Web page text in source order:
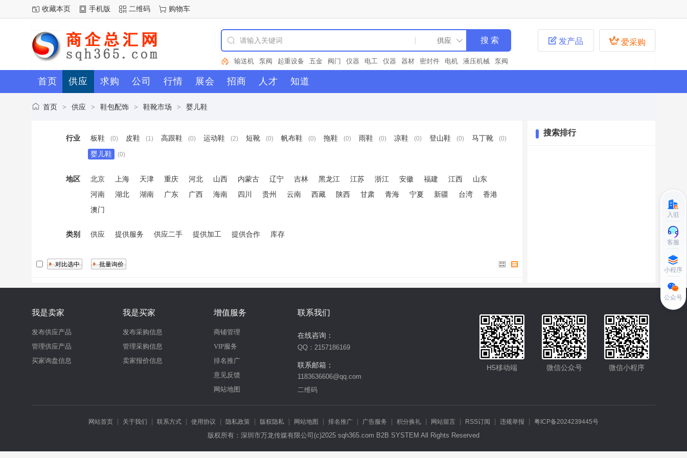
收藏本页 手机版 二维码 购物车
输送机 泵阀 起重设备 五金 阀门 仪器 电工 仪器 器材 密封件 电机 液压机械
泵阀
上海昀望
彩色地坪 彩色透水混凝土 路面材料 荧光石 金刚盲道 现浇盲道 胶粘石
胶粘
石路面
防滑路面 水性防滑路面
面
陶瓷颗粒 罩面剂 路面改色 冷拌沥青 彩色沥青 路面颜料 氧化铁
 爱采购
 发产品
首页 供应 求购 公司 行情 展会 招商 人才 知道
首页 > 供应 > 鞋包配饰 > 鞋靴市场 > 婴儿鞋
行业 板鞋 (0) 皮鞋 (1) 高跟鞋 (0) 运动鞋 (2) 短靴 (0) 帆布鞋 (0) 拖鞋 (0) 雨鞋 (0) 凉鞋 (0) 登山鞋 (0) 马丁靴 (0)
婴儿鞋 (0)
地区 北京 上海 天津 重庆 河北 山西 内蒙古 辽宁 吉林 黑龙江 江苏 浙江 安徽 福建 江西
山东
河南
湖北 湖南 广东 广西 海南 四川 贵州 云南 西藏 陕西 甘肃 青海 宁夏 新疆 台湾
香港
澳门
类别 供应 提供服务 供应二手 提供加工 提供合作 库存
搜索排行
我是卖家
发布供应产品
管理供应产品
买家询盘信息
我是买家
发布采购信息
管理采购信息
卖家报价信息
增值服务
商铺管理
VIP服务
排名推广
意见反馈
网站地图
联系我们
在线咨询：
QQ：2157186169
联系邮箱：
1183636606@qq.com
二维码
微信小程序
微信公众号
H5移动端
网站首页 关于我们 联系方式 使用协议 隐私政策 版权隐私 网站地图 排名推广 广告服务 积分换礼 网站留言 RSS订阅 违规举报 粤ICP备2024239445号
版权所有：深圳市万龙传媒有限公司(c)2025 sqh365.com B2B SYSTEM All Rights Reserved
入驻
客服
小程序
公众号